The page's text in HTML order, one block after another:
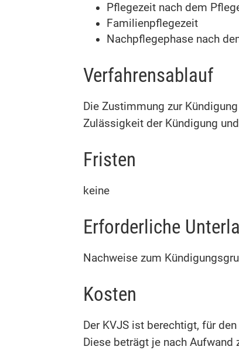
Pflegezeit nach dem
Familienpflegezeit
Nachpflegephase nach
Verfahrensablauf
Die Zustimmung zur
Zulässigkeit der Kündigung
Fristen
keine
Erforderliche
Nachweise zum
Kosten
Der KVJS ist berechtigt, für
Diese beträgt je nach Aufwand